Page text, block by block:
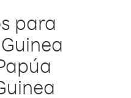
para